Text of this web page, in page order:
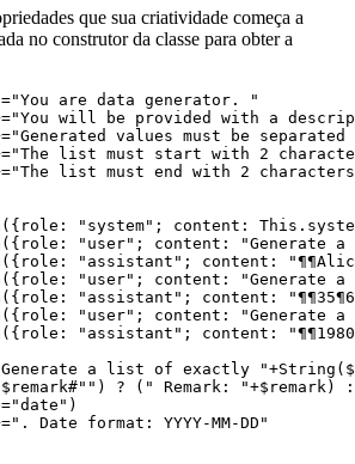
que sua criatividade começa a
no construtor da classe para obter a
are data generator. "
will be provided with a
values must be
list must start with 2
list must end with 2
"system"; content:
"user"; content:
"assistant"; content:
"user"; content:
"assistant"; content:
"user"; content:
"assistant"; content: "¶¶1980-
a list of exactly
? (" Remark: "+$remark)
Date format: YYYY-MM-DD"